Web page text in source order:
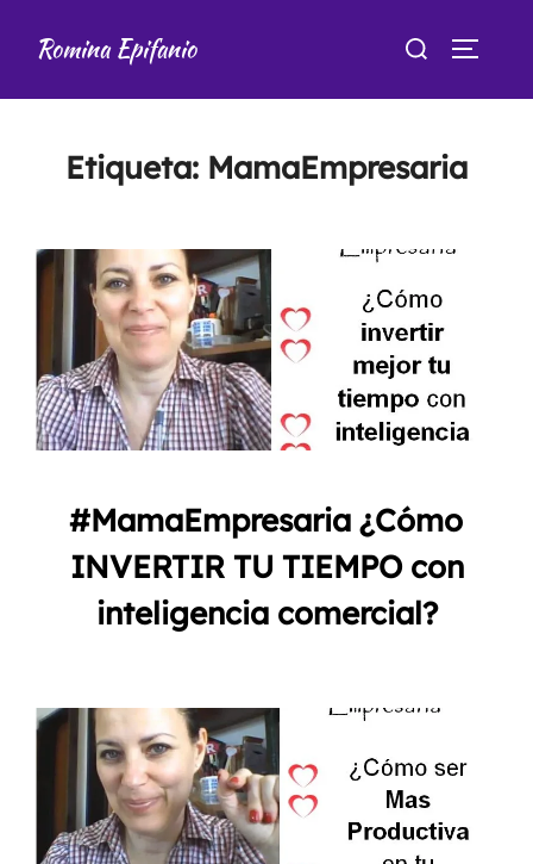
Romina Epifanio Buscar:
Etiqueta: MamaEmpresaria
#MamaEmpresaria ¿Cómo
INVERTIR TU TIEMPO con
inteligencia comercial?